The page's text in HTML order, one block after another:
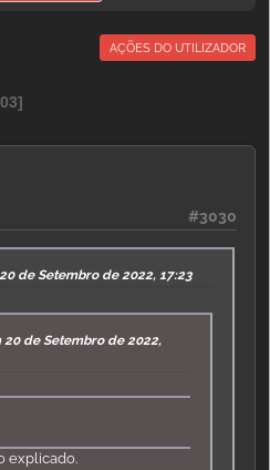
AÇÕES DO UTILIZADOR
#3030
de Setembro de 2022, 17:23
20 de Setembro de 2022,
explicado.